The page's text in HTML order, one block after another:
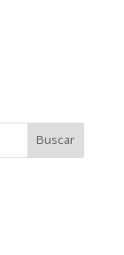
Buscar